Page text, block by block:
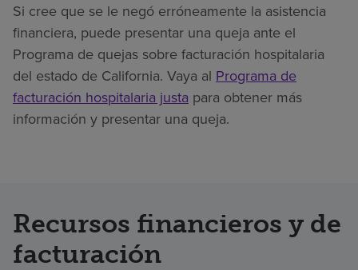
Si cree que se le negó erróneamente la asistencia
financiera, puede presentar una queja ante el
Programa de quejas sobre facturación hospitalaria
del estado de California. Vaya al Programa de
facturación hospitalaria justa para obtener más
información y presentar una queja.
Recursos financieros y de
facturación